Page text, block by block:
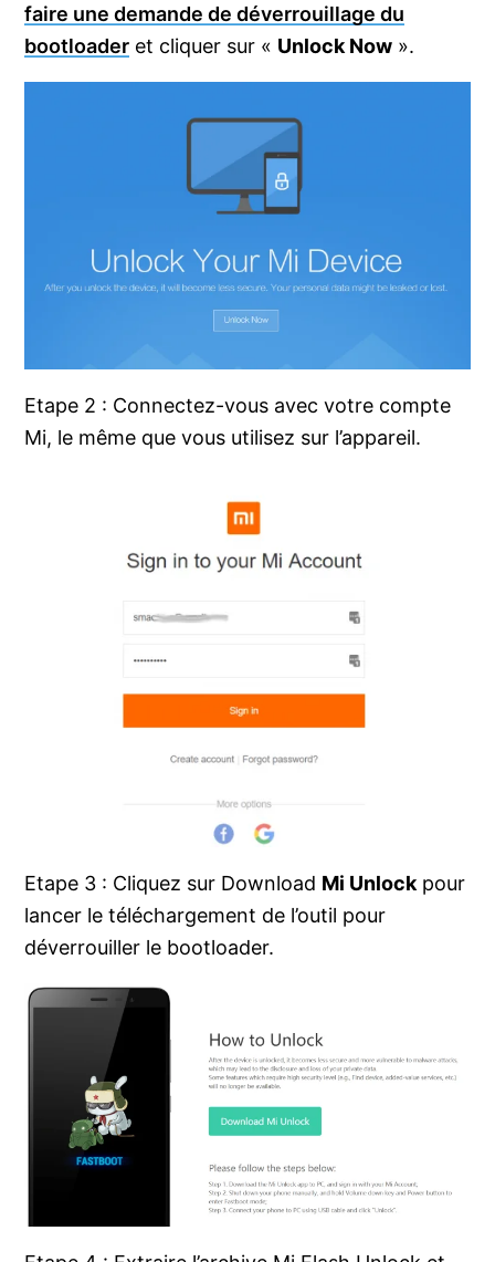
faire une demande de déverrouillage du
bootloader et cliquer sur « Unlock Now ».
Etape 2 : Connectez-vous avec votre compte
Mi, le même que vous utilisez sur l’appareil.
Etape 3 : Cliquez sur Download Mi Unlock pour
lancer le téléchargement de l’outil pour
déverrouiller le bootloader.